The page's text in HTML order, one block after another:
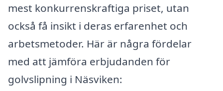
mest konkurrenskraftiga priset, utan
också få insikt i deras erfarenhet och
arbetsmetoder. Här är några fördelar
med att jämföra erbjudanden för
golvslipning i Näsviken: